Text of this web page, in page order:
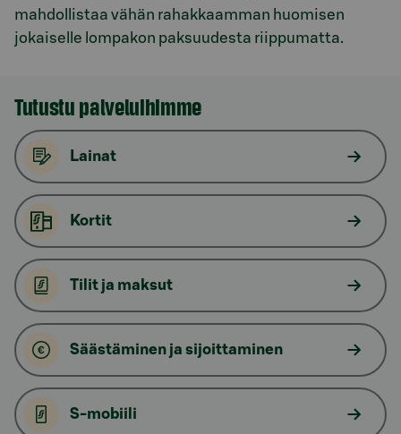
mahdollistaa vähän rahakkaamman huomisen
jokaiselle lompakon paksuudesta riippumatta.
Tutustu palveluihimme
Lainat
Kortit
Tilit ja maksut
Säästäminen ja sijoittaminen
S-mobiili